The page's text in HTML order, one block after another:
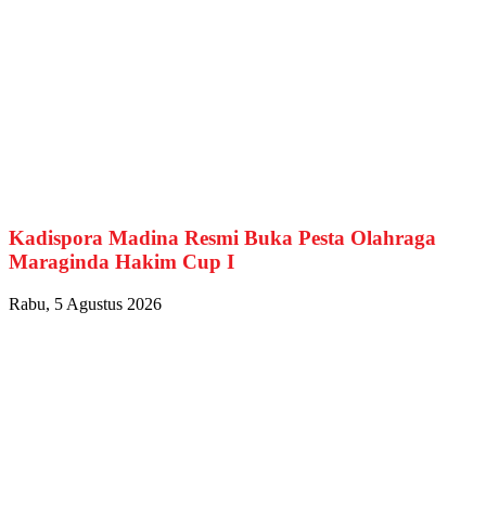
Kadispora Madina Resmi Buka Pesta Olahraga
Maraginda Hakim Cup I
Rabu, 5 Agustus 2026